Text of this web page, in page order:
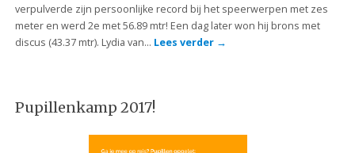
verpulverde zijn persoonlijke record bij het speerwerpen met zes
meter en werd 2e met 56.89 mtr! Een dag later won hij brons met
discus (43.37 mtr). Lydia van… Lees verder →
Pupillenkamp 2017!